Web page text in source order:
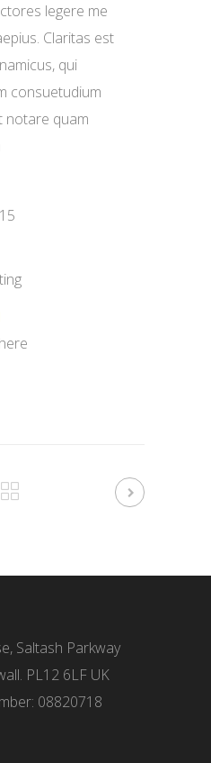
legere me
Claritas est
qui
consuetudium
notare quam
Saltash Parkway
PL12 6LF UK
08820718